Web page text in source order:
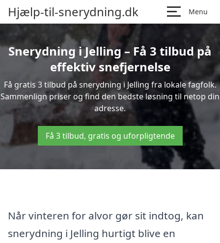
Hjælp-til-snerydning.dk Menu
Snerydning i Jelling – Få 3 tilbud på
effektiv snefjernelse
Få gratis 3 tilbud på snerydning i Jelling fra lokale fagfolk.
Sammenlign priser og find den bedste løsning til netop din
adresse.
Få 3 tilbud, gratis og uforpligtende
Når vinteren for alvor gør sit indtog, kan
snerydning i Jelling hurtigt blive en